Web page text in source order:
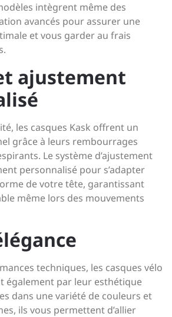
intègrent même des
avancés pour assurer une
et vous garder au frais
ajustement
les casques Kask offrent un
grâce à leurs rembourrages
Le système d’ajustement
personnalisé pour s’adapter
de votre tête, garantissant
même lors des mouvements
techniques, les casques vélo
également par leur esthétique
dans une variété de couleurs et
ils vous permettent d’allier